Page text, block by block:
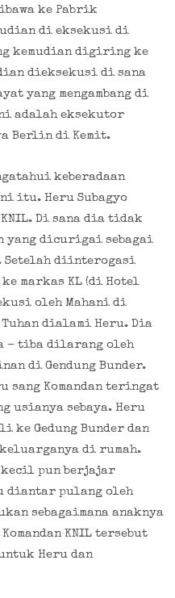
ke Pabrik
di eksekusi di
kemudian digiring ke
dieksekusi di sana
yang mengambang di
adalah eksekutor
Berlin di Kemit.
keberadaan
itu. Heru Subagyo
Di sana dia tidak
yang dicurigai sebagai
Setelah diinterogasi
markas KL (di Hotel
oleh Mahani di
Tuhan dialami Heru. Dia
– tiba dilarang oleh
di Gendung Bunder.
sang Komandan teringat
usianya sebaya. Heru
ke Gedung Bunder dan
di rumah.
kecil pun berjajar
diantar pulang oleh
sebagaimana anaknya
KNIL tersebut
Heru dan